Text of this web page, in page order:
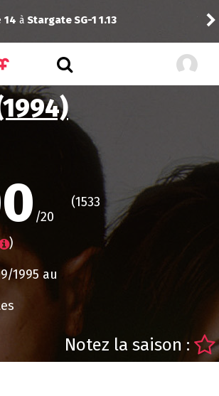
14 à Stargate SG-1 1.13
/20
(1533
)
1995 au
Notez la saison :